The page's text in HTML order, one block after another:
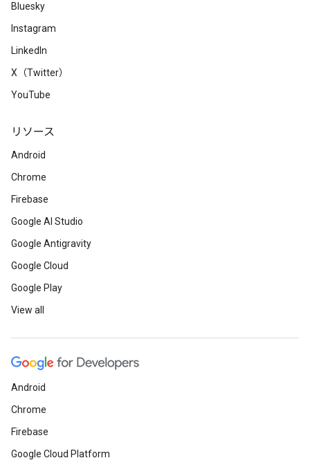
Bluesky
Instagram
LinkedIn
X（Twitter）
YouTube
リソース
Android
Chrome
Firebase
Google AI Studio
Google Antigravity
Google Cloud
Google Play
View all
Android
Chrome
Firebase
Google Cloud Platform